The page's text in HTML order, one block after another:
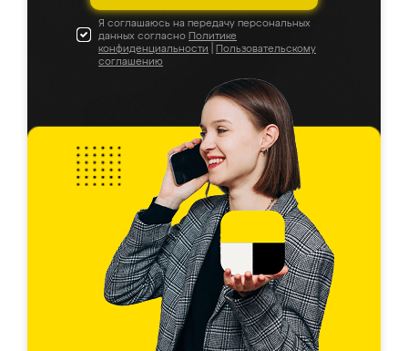
Я соглашаюсь на передачу персональных
данных согласно Политике
конфиденциальности
Пользовательскому
соглашению